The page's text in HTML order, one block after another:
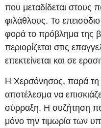
που μεταδίδεται στους
φιλάθλους. Το
φορά το πρόβλημα της
περιορίζεται στις
επεκτείνεται και σε
Η Χερσόνησος, παρά τη
αποτέλεσμα να
σύρραξη. Η συζήτηση
μόνο την τιμωρία των